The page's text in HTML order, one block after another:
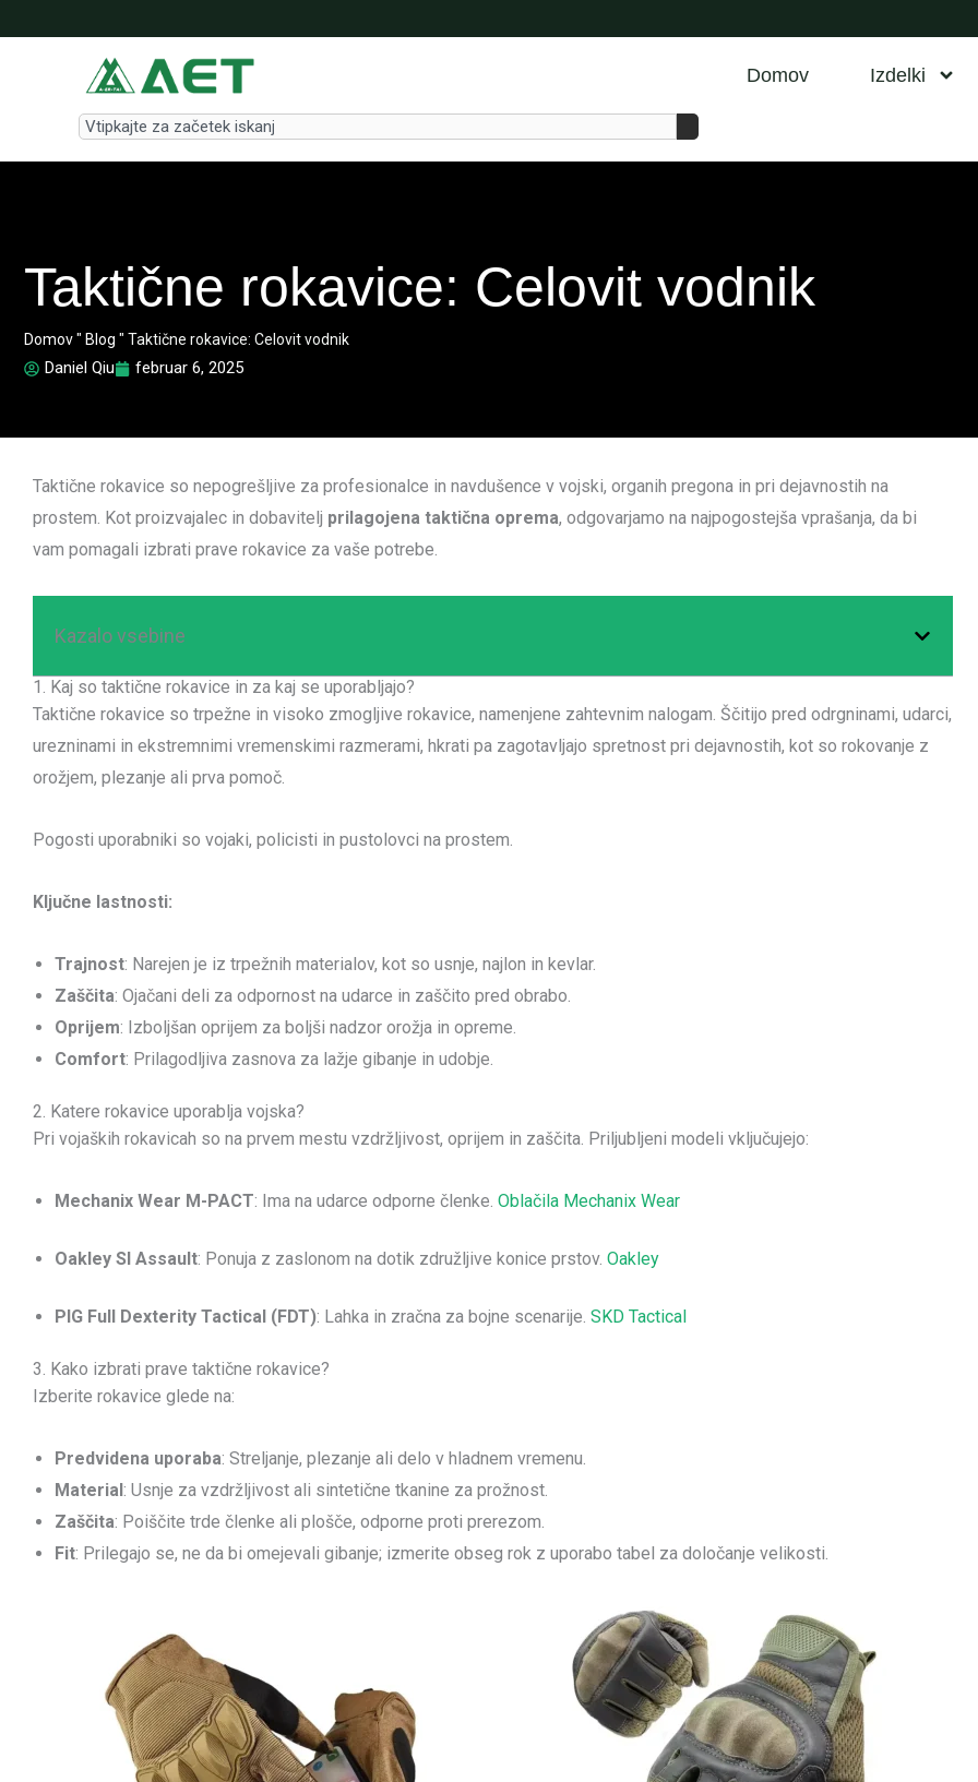
to
Domov Izdelki
Search
Taktične rokavice: Celovit vodnik
Domov" Blog " Taktične rokavice: Celovit vodnik
Daniel Qiu februar 6, 2025
Taktične rokavice so nepogrešljive za profesionalce in navdušence v vojski, organih pregona in pri dejavnostih na
prostem. Kot proizvajalec in dobavitelj prilagojena taktična oprema, odgovarjamo na najpogostejša vprašanja, da bi
vam pomagali izbrati prave rokavice za vaše potrebe.
Kazalo vsebine
1. Kaj so taktične rokavice in za kaj se uporabljajo?
Taktične rokavice so trpežne in visoko zmogljive rokavice, namenjene zahtevnim nalogam. Ščitijo pred odrgninami, udarci,
urezninami in ekstremnimi vremenskimi razmerami, hkrati pa zagotavljajo spretnost pri dejavnostih, kot so rokovanje z
orožjem, plezanje ali prva pomoč.
Pogosti uporabniki so vojaki, policisti in pustolovci na prostem.
Ključne lastnosti:
Trajnost: Narejen je iz trpežnih materialov, kot so usnje, najlon in kevlar.
Zaščita: Ojačani deli za odpornost na udarce in zaščito pred obrabo.
Oprijem: Izboljšan oprijem za boljši nadzor orožja in opreme.
Comfort: Prilagodljiva zasnova za lažje gibanje in udobje.
2. Katere rokavice uporablja vojska?
Pri vojaških rokavicah so na prvem mestu vzdržljivost, oprijem in zaščita. Priljubljeni modeli vključujejo:
Mechanix Wear M-PACT: Ima na udarce odporne členke. Oblačila Mechanix Wear
Oakley SI Assault: Ponuja z zaslonom na dotik združljive konice prstov. Oakley
PIG Full Dexterity Tactical (FDT): Lahka in zračna za bojne scenarije. SKD Tactical
3. Kako izbrati prave taktične rokavice?
Izberite rokavice glede na:
Predvidena uporaba: Streljanje, plezanje ali delo v hladnem vremenu.
Material: Usnje za vzdržljivost ali sintetične tkanine za prožnost.
Zaščita: Poiščite trde členke ali plošče, odporne proti prerezom.
Fit: Prilegajo se, ne da bi omejevali gibanje; izmerite obseg rok z uporabo tabel za določanje velikosti.